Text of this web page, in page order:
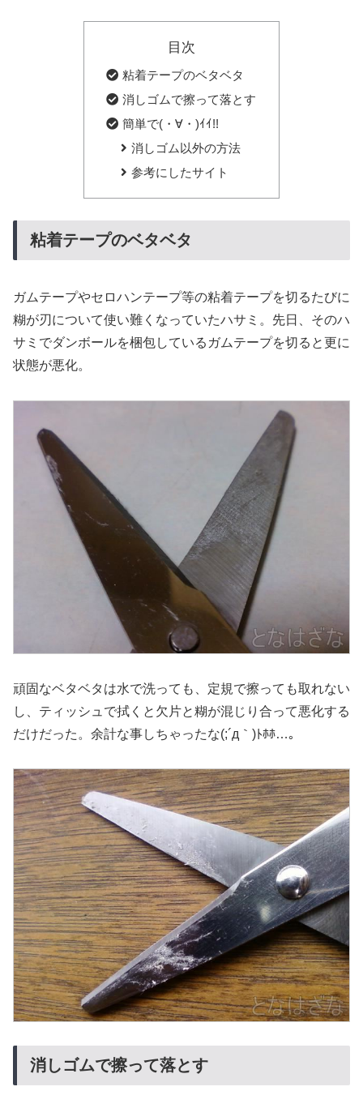
目次
粘着テープのベタベタ
消しゴムで擦って落とす
簡単で(・∀・)ｲｲ!!
消しゴム以外の方法
参考にしたサイト
粘着テープのベタベタ
ガムテープやセロハンテープ等の粘着テープを切るたびに
糊が刃について使い難くなっていたハサミ。先日、そのハ
サミでダンボールを梱包しているガムテープを切ると更に
状態が悪化。
頑固なベタベタは水で洗っても、定規で擦っても取れない
し、ティッシュで拭くと欠片と糊が混じり合って悪化する
だけだった。余計な事しちゃったな(;´д｀)ﾄﾎﾎ…。
消しゴムで擦って落とす